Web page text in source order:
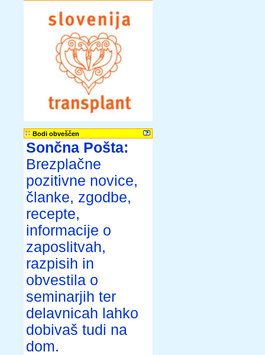
Bodi obveščen
Sončna Pošta:
Brezplačne
pozitivne novice,
članke, zgodbe,
recepte,
informacije o
zaposlitvah,
razpisih in
obvestila o
seminarjih ter
delavnicah lahko
dobivaš tudi na
dom.